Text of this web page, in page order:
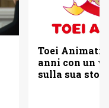
Toei
anni con un
sulla sua